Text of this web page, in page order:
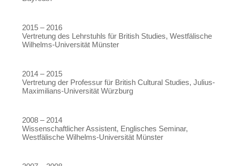
2015 – 2016
Vertretung des Lehrstuhls für British Studies, Westfälische
Wilhelms-Universität Münster
2014 – 2015
Vertretung der Professur für British Cultural Studies, Julius-
Maximilians-Universität Würzburg
2008 – 2014
Wissenschaftlicher Assistent, Englisches Seminar,
Westfälische Wilhelms-Universität Münster